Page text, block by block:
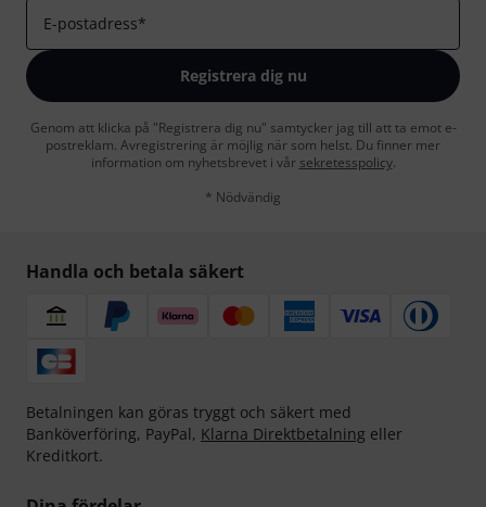
E-postadress*
Registrera dig nu
Genom att klicka på "Registrera dig nu" samtycker jag till att ta emot e-
postreklam. Avregistrering är möjlig när som helst. Du finner mer
information om nyhetsbrevet i vår sekretesspolicy.
* Nödvändig
Handla och betala säkert
Betalningen kan göras tryggt och säkert med
Banköverföring, PayPal, Klarna Direktbetalning eller
Kreditkort.